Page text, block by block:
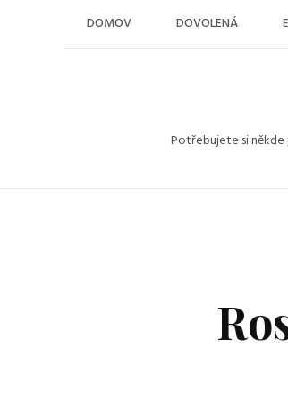
DOMOV DOVOLENÁ
Potřebujete si někde